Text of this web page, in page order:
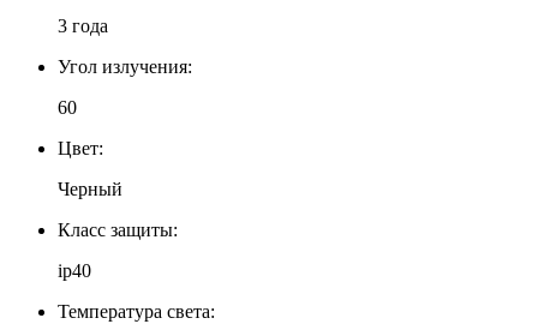
3 года
Угол излучения:
60
Цвет:
Черный
Класс защиты:
ip40
Температура света: